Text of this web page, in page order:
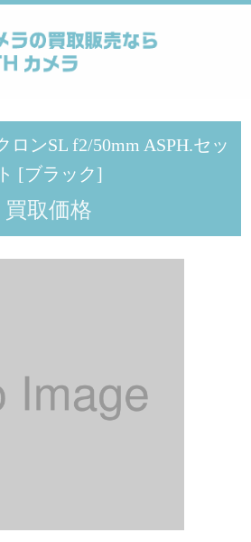
ロンSL f2/50mm ASPH.セッ
ト [ブラック]
買取価格